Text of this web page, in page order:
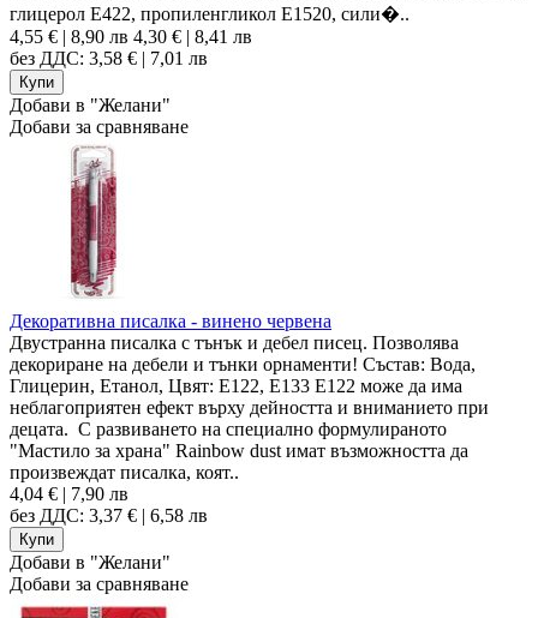
глицерол E422, пропиленгликол E1520, сили�..
4,55 € | 8,90 лв 4,30 € | 8,41 лв
без ДДС: 3,58 € | 7,01 лв
Добави в "Желани"
Добави за сравняване
Декоративна писалка - винено червена
Двустранна писалка с тънък и дебел писец. Позволява
декориране на дебели и тънки орнаменти! Състав: Вода,
Глицерин, Етанол, Цвят: Е122, Е133 Е122 може да има
неблагоприятен ефект върху дейността и вниманието при
децата. С развиването на специално формулираното
"Мастило за храна" Rainbow dust имат възможността да
произвеждат писалка, коят..
4,04 € | 7,90 лв
без ДДС: 3,37 € | 6,58 лв
Добави в "Желани"
Добави за сравняване